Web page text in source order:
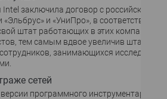
заключила договор с российскими
и «УниПро», в соответствии с
штат работающих в этих компаниях
тем самым вдвое увеличив штат
занимающихся
сетей
программного инструментария